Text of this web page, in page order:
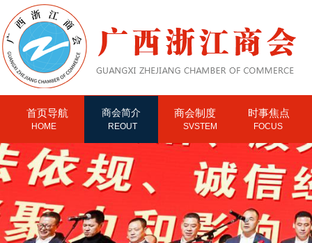
首页导航 商会简介 商会制度 时事焦点
HOME REOUT SVSTEM FOCUS